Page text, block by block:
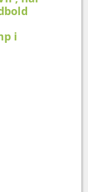
i